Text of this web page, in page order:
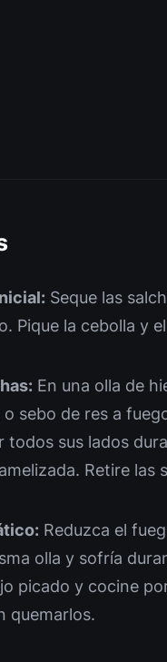
Seque las
Pique la cebolla y
En una olla de
sebo de res a
todos sus lados
Retire las
Reduzca el
olla y sofría
picado y cocine
quemarlos.